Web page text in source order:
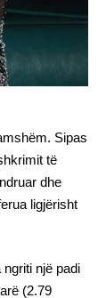
Sipas
të
dhe
ligjërisht
një padi
(2.79